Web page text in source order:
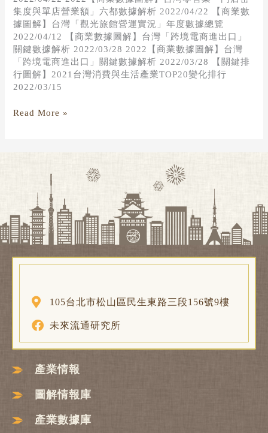
集度與單店營業額」六都數據解析 2022/04/22 【商業數
據圖解】台灣「觀光旅館營運實況」年度數據總覽
2022/04/12 【商業數據圖解】台灣「跨境電商進出口」
關鍵數據解析 2022/03/28 2022【商業數據圖解】台灣
「跨境電商進出口」關鍵數據解析 2022/03/28 【關鍵排
行圖解】2021台灣消費與生活產業TOP20變化排行
2022/03/15
Read More »
105台北市松山區民生東路三段156號9樓
未來流通研究所
產業情報
圖解情報庫
產業數據庫